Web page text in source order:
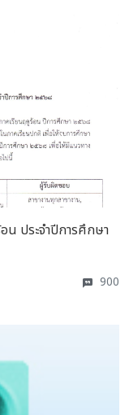
น ประจำปีการศึกษา
900